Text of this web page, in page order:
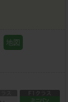
地図